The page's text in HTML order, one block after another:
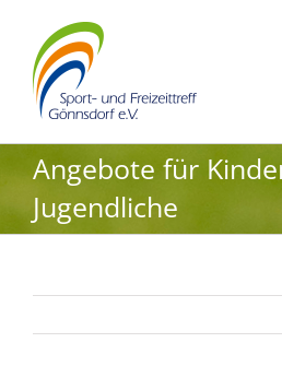
springen
Angebote für
Jugendliche